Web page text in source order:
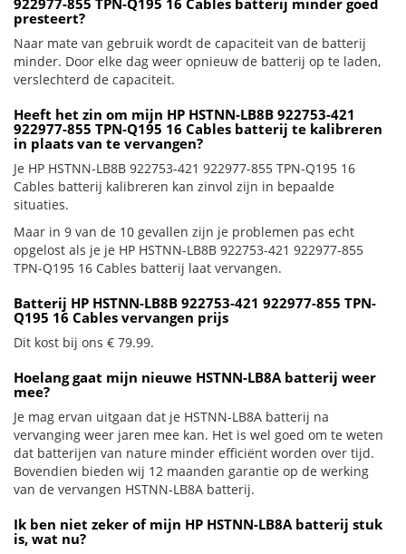
922977-855 TPN-Q195 16 Cables batterij minder goed
presteert?
Naar mate van gebruik wordt de capaciteit van de batterij
minder. Door elke dag weer opnieuw de batterij op te laden,
verslechterd de capaciteit.
Heeft het zin om mijn HP HSTNN-LB8B 922753-421
922977-855 TPN-Q195 16 Cables batterij te kalibreren
in plaats van te vervangen?
Je HP HSTNN-LB8B 922753-421 922977-855 TPN-Q195 16
Cables batterij kalibreren kan zinvol zijn in bepaalde
situaties.
Maar in 9 van de 10 gevallen zijn je problemen pas echt
opgelost als je je HP HSTNN-LB8B 922753-421 922977-855
TPN-Q195 16 Cables batterij laat vervangen.
Batterij HP HSTNN-LB8B 922753-421 922977-855 TPN-
Q195 16 Cables vervangen prijs
Dit kost bij ons € 79.99.
Hoelang gaat mijn nieuwe HSTNN-LB8A batterij weer
mee?
Je mag ervan uitgaan dat je HSTNN-LB8A batterij na
vervanging weer jaren mee kan. Het is wel goed om te weten
dat batterijen van nature minder efficiënt worden over tijd.
Bovendien bieden wij 12 maanden garantie op de werking
van de vervangen HSTNN-LB8A batterij.
Ik ben niet zeker of mijn HP HSTNN-LB8A batterij stuk
is, wat nu?